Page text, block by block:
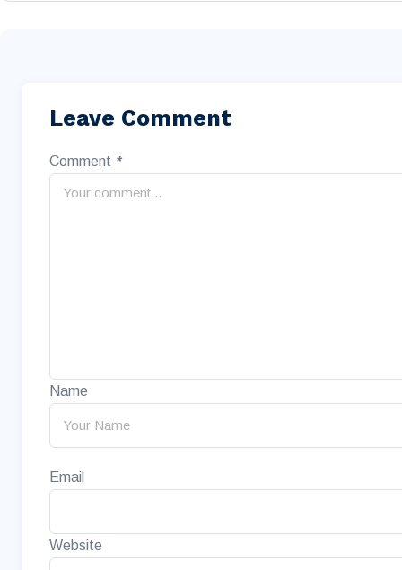
Leave Comment
Comment *
Name
Email
Website